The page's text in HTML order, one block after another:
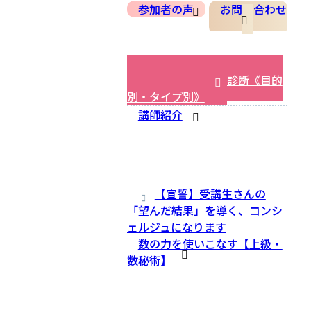
参加者の声 お問い合わせ
すい「占術の適性」診断《目的
別・タイプ別》
講師紹介
【宣誓】受講生さんの
「望んだ結果」を導く、コンシ
ェルジュになります
数の力を使いこなす【上級・
数秘術】